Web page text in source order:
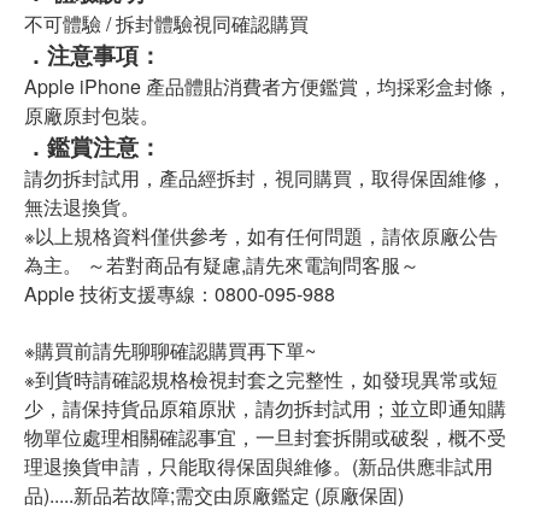
不可體驗 / 拆封體驗視同確認購買
．注意事項：
Apple iPhone 產品體貼消費者方便鑑賞，均採彩盒封條，
原廠原封包裝。
．鑑賞注意：
請勿拆封試用，產品經拆封，視同購買，取得保固維修，
無法退換貨。
※以上規格資料僅供參考，如有任何問題，請依原廠公告
為主。
～若對商品有疑慮,請先來電詢問客服～
Apple 技術支援專線：0800-095-988
※購買前請先聊聊確認購買再下單~
※到貨時請確認規格檢視封套之完整性，如發現異常或短
少，請保持貨品原箱原狀，請勿拆封試用；並立即通知購
物單位處理相關確認事宜，一旦封套拆開或破裂，概不受
理退換貨申請，只能取得保固與維修。(新品供應非試用
品).....新品若故障;需交由原廠鑑定 (原廠保固)